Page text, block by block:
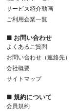
サービス紹介動画
ご利用企業一覧
■ お問い合わせ
よくあるご質問
お問い合わせ（連絡先）
会社概要
サイトマップ
■ 規約について
会員規約